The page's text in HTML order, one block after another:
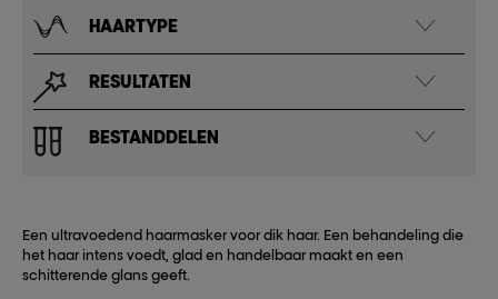
HAARTYPE
RESULTATEN
BESTANDDELEN
Een ultravoedend haarmasker voor dik haar. Een behandeling die
het haar intens voedt, glad en handelbaar maakt en een
schitterende glans geeft.